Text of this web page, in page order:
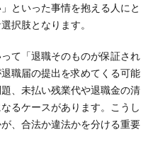
といった事情を抱える人にと
択肢となります。
て「退職そのものが保証され
職届の提出を求めてくる可能
、未払い残業代や退職金の清
るケースがあります。こうし
、合法か違法かを分ける重要